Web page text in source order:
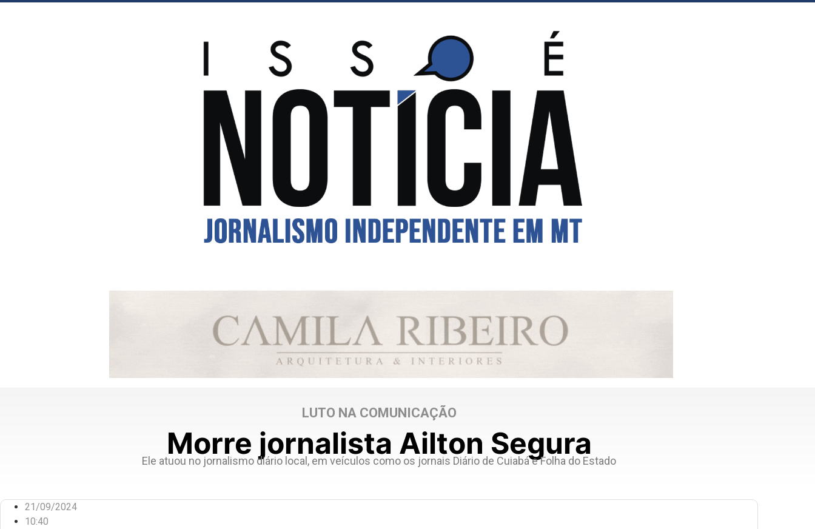
LUTO NA COMUNICAÇÃO
Morre jornalista Ailton Segura
Ele atuou no jornalismo diário local, em veículos como os jornais Diário de Cuiabá e Folha do Estado
21/09/2024
10:40